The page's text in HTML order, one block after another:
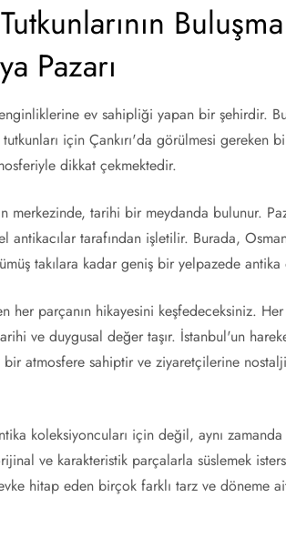
Pazarı
ev sahipliği yapan bir şehirdir.
için Çankırı'da görülmesi gereken
dikkat çekmektedir.
merkezinde, tarihi bir meydanda bulunur.
antikacılar tarafından işletilir. Burada,
takılara kadar geniş bir yelpazede
her parçanın hikayesini keşfedeceksiniz.
ve duygusal değer taşır. İstanbul'un
bir atmosfere sahiptir ve ziyaretçilerine
koleksiyoncuları için değil, aynı
ve karakteristik parçalarla süslemek
hitap eden birçok farklı tarz ve döneme ait